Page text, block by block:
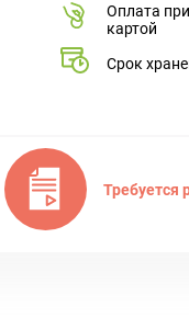
Оплата
картой
Срок
Требуется